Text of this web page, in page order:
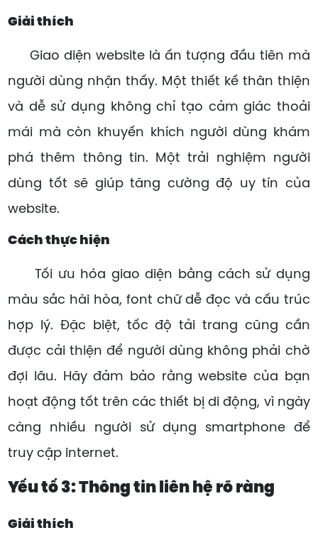
Giải thích
Giao diện website là ấn tượng đầu tiên mà
người dùng nhận thấy. Một thiết kế thân thiện
và dễ sử dụng không chỉ tạo cảm giác thoải
mái mà còn khuyến khích người dùng khám
phá thêm thông tin. Một trải nghiệm người
dùng tốt sẽ giúp tăng cường độ uy tín của
website.
Cách thực hiện
Tối ưu hóa giao diện bằng cách sử dụng
màu sắc hài hòa, font chữ dễ đọc và cấu trúc
hợp lý. Đặc biệt, tốc độ tải trang cũng cần
được cải thiện để người dùng không phải chờ
đợi lâu. Hãy đảm bảo rằng website của bạn
hoạt động tốt trên các thiết bị di động, vì ngày
càng nhiều người sử dụng smartphone để
truy cập internet.
Yếu tố 3: Thông tin liên hệ rõ ràng
Giải thích